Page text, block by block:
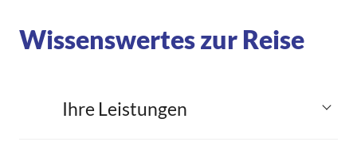
Wissenswertes zur Reise
Ihre Leistungen